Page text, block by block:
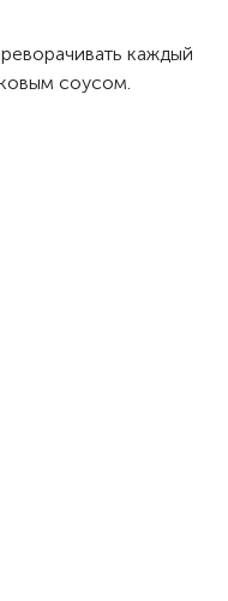
каждый
соусом.